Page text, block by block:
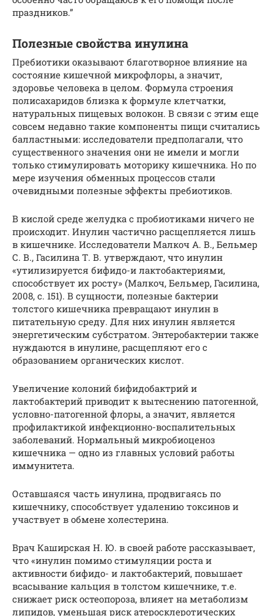
праздников.”
Полезные свойства инулина
Пребиотики оказывают благотворное влияние на
состояние кишечной микрофлоры, а значит,
здоровье человека в целом. Формула строения
полисахаридов близка к формуле клетчатки,
натуральных пищевых волокон. В связи с этим еще
совсем недавно такие компоненты пищи считались
балластными: исследователи предполагали, что
существенного значения они не имели и могли
только стимулировать моторику кишечника. Но по
мере изучения обменных процессов стали
очевидными полезные эффекты пребиотиков.
В кислой среде желудка с пробиотиками ничего не
происходит. Инулин частично расщепляется лишь
в кишечнике. Исследователи Малкоч А. В., Бельмер
С. В., Гасилина Т. В. утверждают, что инулин
«утилизируется бифидо-и лактобактериями,
способствует их росту» (Малкоч, Бельмер, Гасилина,
2008, с. 151). В сущности, полезные бактерии
толстого кишечника превращают инулин в
питательную среду. Для них инулин является
энергетическим субстратом. Энтеробактерии также
нуждаются в инулине, расщепляют его с
образованием органических кислот.
Увеличение колоний бифидобактрий и
лактобактерий приводит к вытеснению патогенной,
условно-патогенной флоры, а значит, является
профилактикой инфекционно-воспалительных
заболеваний. Нормальный микробиоценоз
кишечника — одно из главных условий работы
иммунитета.
Оставшаяся часть инулина, продвигаясь по
кишечнику, способствует удалению токсинов и
участвует в обмене холестерина.
Врач Каширская Н. Ю. в своей работе рассказывает,
что «инулин помимо стимуляции роста и
активности бифидо- и лактобактерий, повышает
всасывание кальция в толстом кишечнике, т.е.
снижает риск остеопороза, влияет на метаболизм
липидов, уменьшая риск атеросклеротических